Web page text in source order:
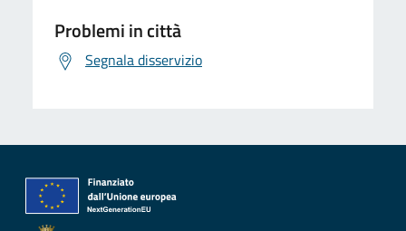
Problemi in città
Segnala disservizio